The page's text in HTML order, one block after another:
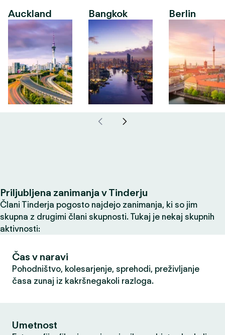
Auckland Bangkok Berlin
Priljubljena zanimanja v Tinderju
Člani Tinderja pogosto najdejo zanimanja, ki so jim
skupna z drugimi člani skupnosti. Tukaj je nekaj skupnih
aktivnosti:
Čas v naravi
Pohodništvo, kolesarjenje, sprehodi, preživljanje
časa zunaj iz kakršnegakoli razloga.
Umetnost